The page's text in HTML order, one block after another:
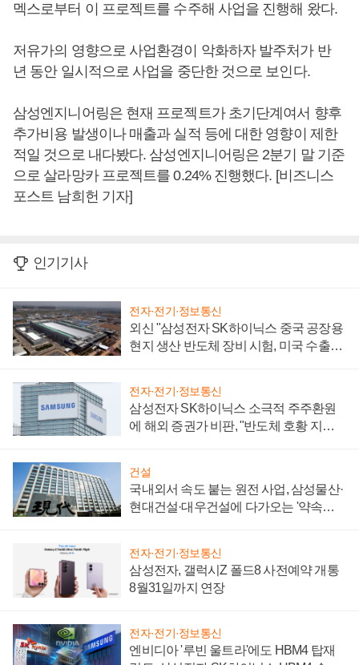
멕스로부터 이 프로젝트를 수주해 사업을 진행해 왔다.
저유가의 영향으로 사업환경이 악화하자 발주처가 반
년 동안 일시적으로 사업을 중단한 것으로 보인다.
삼성엔지니어링은 현재 프로젝트가 초기단계여서 향후
추가비용 발생이나 매출과 실적 등에 대한 영향이 제한
적일 것으로 내다봤다. 삼성엔지니어링은 2분기 말 기준
으로 살라망카 프로젝트를 0.24% 진행했다. [비즈니스
포스트 남희헌 기자]
인기기사
전자·전기·정보통신
외신 "삼성전자 SK하이닉스 중국 공장용
현지 생산 반도체 장비 시험, 미국 수출통
전자·전기·정보통신
삼성전자 SK하이닉스 소극적 주주환원
에 해외 증권가 비판, "반도체 호황 지속
건설
국내외서 속도 붙는 원전 사업, 삼성물산·
현대건설·대우건설에 다가오는 '약속의
전자·전기·정보통신
삼성전자, 갤럭시Z 폴드8 사전예약 개통
8월31일까지 연장
전자·전기·정보통신
엔비디아 '루빈 울트라'에도 HBM4 탑재